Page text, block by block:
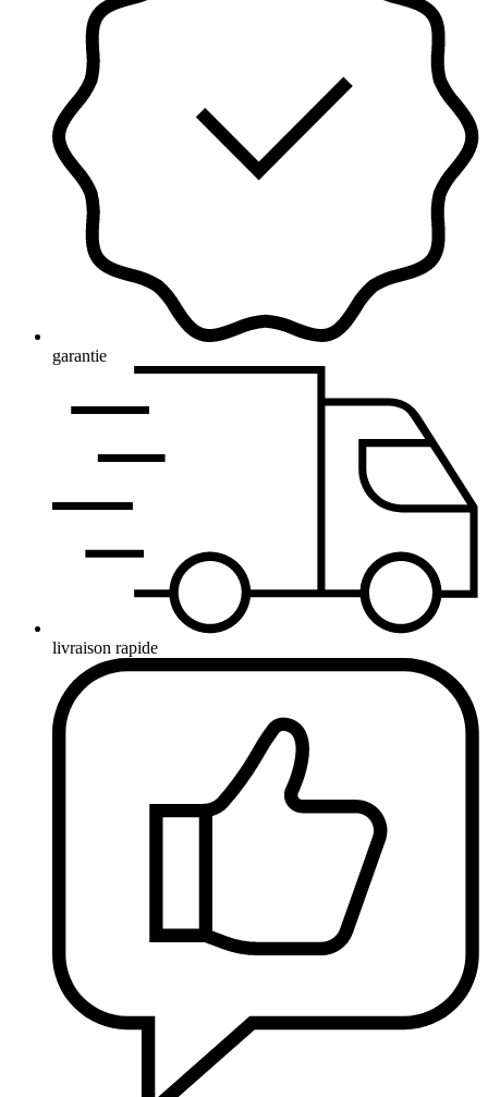
garantie
livraison rapide